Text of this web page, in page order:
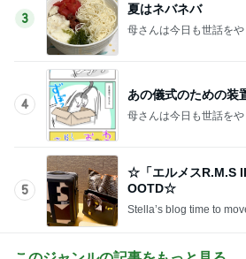
3
夏はネバネバ
母さんは今日も世話をや
4
あの儀式のための装
母さんは今日も世話をや
5
☆「エルメスR.M.S
OOTD☆
Stella’s blog time to